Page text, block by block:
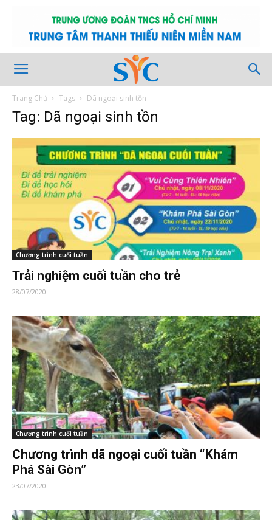
Trang Chủ Tags Dã ngoại sinh tồn
Tag: Dã ngoại sinh tồn
Chương trình cuối tuần
Trải nghiệm cuối tuần cho trẻ
28/07/2020
Chương trình cuối tuần
Chương trình dã ngoại cuối tuần “Khám
Phá Sài Gòn”
23/07/2020